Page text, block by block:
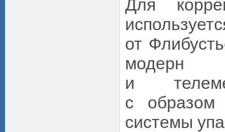
Для
от
модерн
и
с
системы